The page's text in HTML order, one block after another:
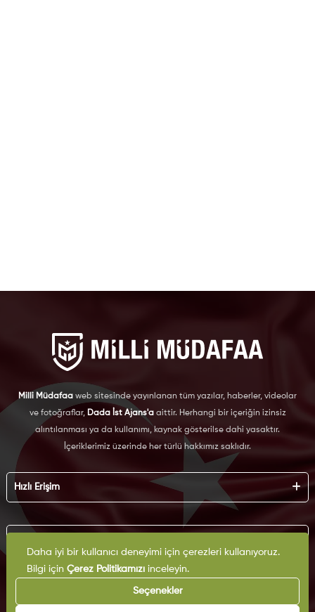
Milli Müdafaa web sitesinde yayınlanan tüm yazılar, haberler, videolar
ve fotoğraflar, Dada İst Ajans'aaittir. Herhangi bir içeriğin izinsiz
alıntılanması ya da kullanımı, kaynak gösterilse dahi yasaktır.
İçeriklerimiz üzerinde her türlü hakkımız saklıdır.
Hızlı Erişim
Künye
Reklam
İş Birliği
Arşiv
İletişim
KVKK
Çerez Politikası
Gizlilik Politikası
Daha iyi bir kullanıcı deneyimi için çerezleri kullanıyoruz.
Bilgi için Çerez Politikamızıinceleyin.
Seçenekler